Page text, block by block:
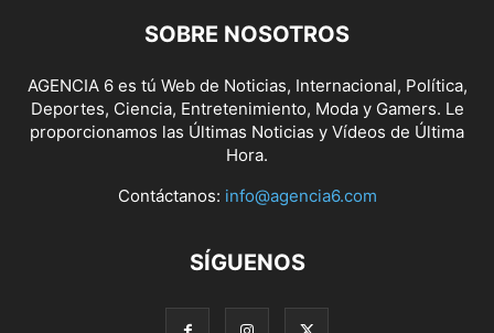
SOBRE NOSOTROS
AGENCIA 6 es tú Web de Noticias, Internacional, Política,
Deportes, Ciencia, Entretenimiento, Moda y Gamers. Le
proporcionamos las Últimas Noticias y Vídeos de Última
Hora.
Contáctanos: info@agencia6.com
SÍGUENOS